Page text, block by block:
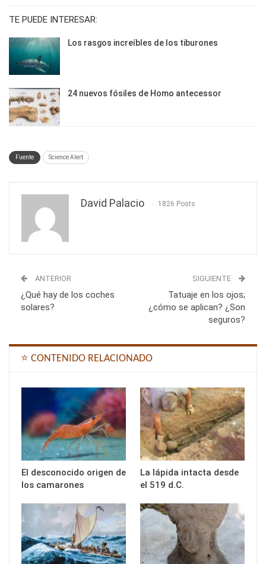
TE PUEDE INTERESAR:
Los rasgos increíbles de los tiburones
24 nuevos fósiles de Homo antecessor
Fuente Science Alert
David Palacio 1826 Posts
ANTERIOR
¿Qué hay de los coches
solares?
SIGUIENTE
Tatuaje en los ojos;
¿cómo se aplican? ¿Son
seguros?
⭐ CONTENIDO RELACIONADO
El desconocido origen de
los camarones
La lápida intacta desde
el 519 d.C.